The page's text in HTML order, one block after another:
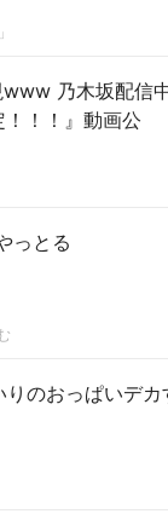
www 乃木坂配信
！！！』動画公
っとる
りのおっぱいデカ